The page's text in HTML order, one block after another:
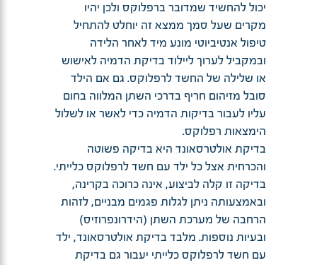
יכול להחשיד שמדובר ברפלוקס ולכן יהיו
מקרים שעל סמך ממצא זה יוחלט להתחיל
טיפול אנטיביוטי מונע מיד לאחר הלידה
ובמקביל לערוך ליילוד בדיקת הדמיה לאישוש
או שלילה של החשד לרפלוקס. גם אם הילד
סובל מזיהום חריף בדרכי השתן המלווה בחום
עליו לעבור בדיקות הדמיה כדי לאשר או לשלול
הימצאות רפלוקס.
בדיקת אולטרסאונד היא בדיקה פשוטה
והכרחית אצל כל ילד עם חשד לרפלוקס כלייתי.
בדיקה זו קלה לביצוע, אינה כרוכה בקרינה,
ובאמצעותה ניתן לגלות פגמים מבניים, לזהות
הרחבה של מערכת השתן (הידרונפרוזיס)
ובעיות נוספות. מלבד בדיקת אולטרסאונד, ילד
עם חשד לרפלוקס כלייתי יעבור גם בדיקת